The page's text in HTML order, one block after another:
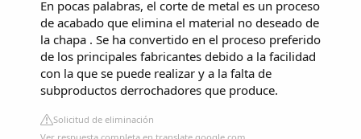
En pocas palabras, el corte de metal es un proceso
de acabado que elimina el material no deseado de
la chapa . Se ha convertido en el proceso preferido
de los principales fabricantes debido a la facilidad
con la que se puede realizar y a la falta de
subproductos derrochadores que produce.
Solicitud de eliminación